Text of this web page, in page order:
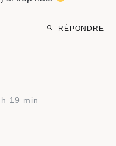
RÉPONDRE
19 min